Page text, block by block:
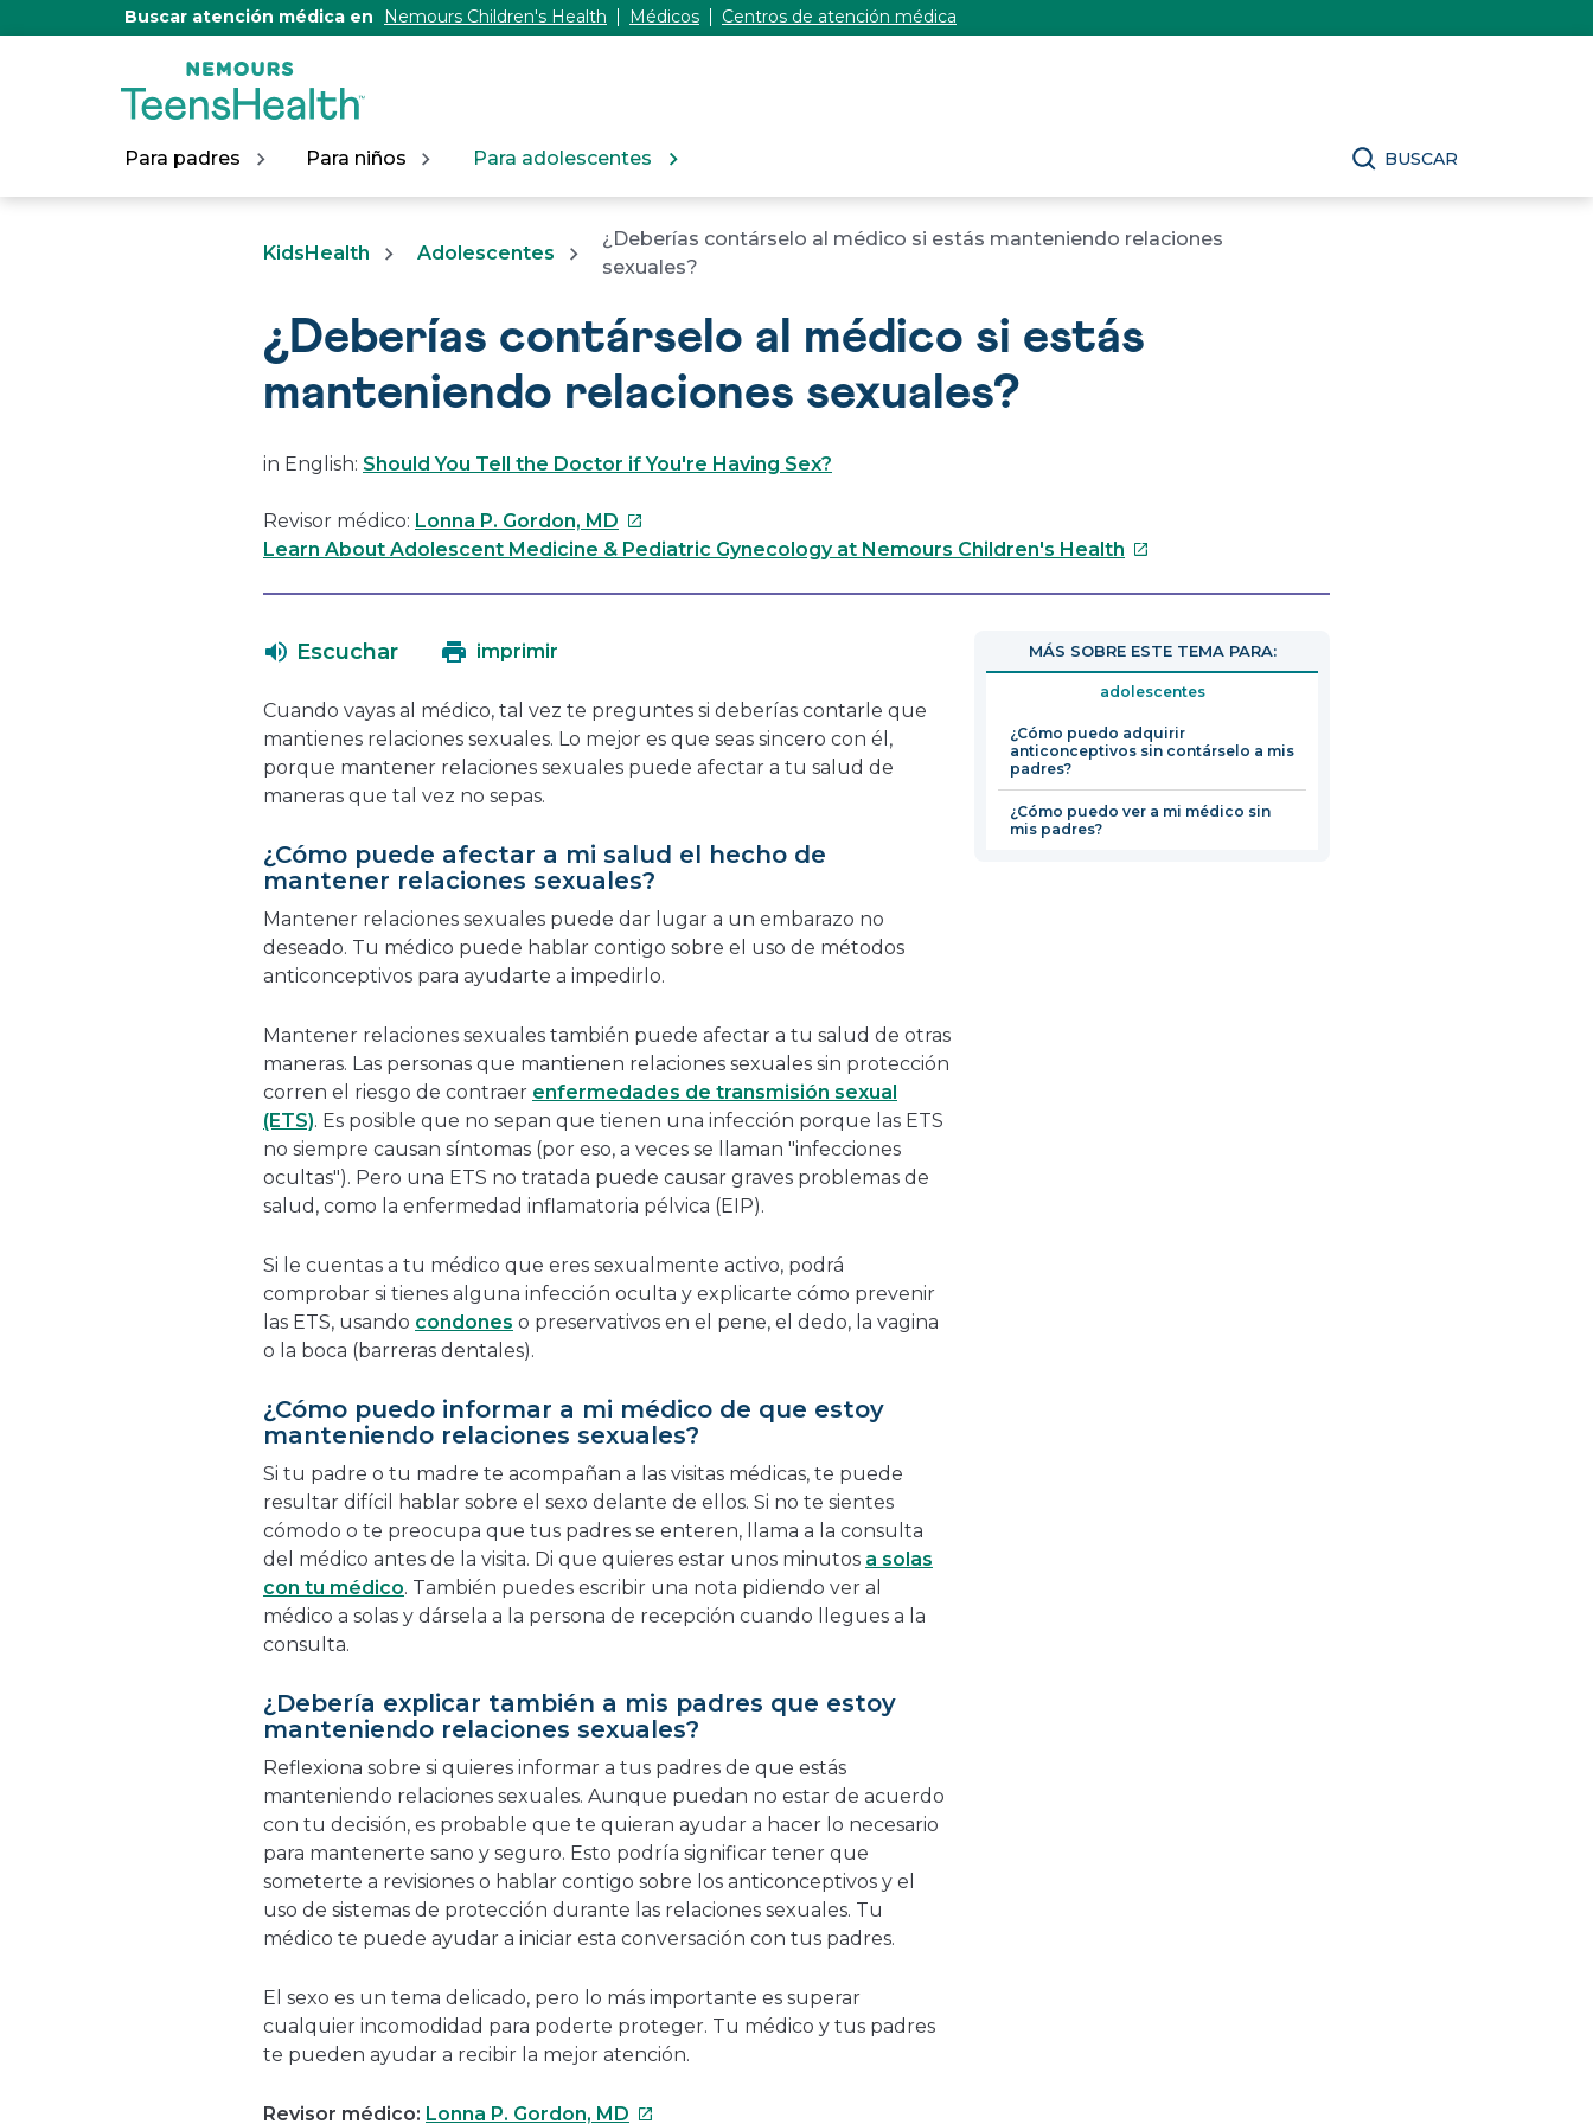
Buscar atención médica en Nemours Children's Health Médicos Centros de atención médica
Para padres Para niños Para adolescentes BUSCAR
KidsHealth Adolescentes
¿Deberías contárselo al médico si estás manteniendo relaciones
sexuales?
¿Deberías contárselo al médico si estás
manteniendo relaciones sexuales?
in English: Should You Tell the Doctor if You're Having Sex?
Revisor médico: Lonna P. Gordon, MD Este
enlace
ventana
Learn About Adolescent Medicine & Pediatric Gynecology at Nemours Children's Health Este
en
una
ventana
Escuchar imprimir
Cuando vayas al médico, tal vez te preguntes si deberías contarle que
mantienes relaciones sexuales. Lo mejor es que seas sincero con él,
porque mantener relaciones sexuales puede afectar a tu salud de
maneras que tal vez no sepas.
¿Cómo puede afectar a mi salud el hecho de
mantener relaciones sexuales?
Mantener relaciones sexuales puede dar lugar a un embarazo no
deseado. Tu médico puede hablar contigo sobre el uso de métodos
anticonceptivos para ayudarte a impedirlo.
Mantener relaciones sexuales también puede afectar a tu salud de otras
maneras. Las personas que mantienen relaciones sexuales sin protección
corren el riesgo de contraer enfermedades de transmisión sexual
(ETS). Es posible que no sepan que tienen una infección porque las ETS
no siempre causan síntomas (por eso, a veces se llaman "infecciones
ocultas"). Pero una ETS no tratada puede causar graves problemas de
salud, como la enfermedad inflamatoria pélvica (EIP).
Si le cuentas a tu médico que eres sexualmente activo, podrá
comprobar si tienes alguna infección oculta y explicarte cómo prevenir
las ETS, usando condones o preservativos en el pene, el dedo, la vagina
o la boca (barreras dentales).
¿Cómo puedo informar a mi médico de que estoy
manteniendo relaciones sexuales?
Si tu padre o tu madre te acompañan a las visitas médicas, te puede
resultar difícil hablar sobre el sexo delante de ellos. Si no te sientes
cómodo o te preocupa que tus padres se enteren, llama a la consulta
del médico antes de la visita. Di que quieres estar unos minutos a solas
con tu médico. También puedes escribir una nota pidiendo ver al
médico a solas y dársela a la persona de recepción cuando llegues a la
consulta.
¿Debería explicar también a mis padres que estoy
manteniendo relaciones sexuales?
Reflexiona sobre si quieres informar a tus padres de que estás
manteniendo relaciones sexuales. Aunque puedan no estar de acuerdo
con tu decisión, es probable que te quieran ayudar a hacer lo necesario
para mantenerte sano y seguro. Esto podría significar tener que
someterte a revisiones o hablar contigo sobre los anticonceptivos y el
uso de sistemas de protección durante las relaciones sexuales. Tu
médico te puede ayudar a iniciar esta conversación con tus padres.
El sexo es un tema delicado, pero lo más importante es superar
cualquier incomodidad para poderte proteger. Tu médico y tus padres
te pueden ayudar a recibir la mejor atención.
Revisor médico: Lonna P. Gordon, MD Este
MÁS SOBRE ESTE TEMA PARA:
adolescentes
¿Cómo puedo adquirir
anticonceptivos sin contárselo a mis
padres?
¿Cómo puedo ver a mi médico sin
mis padres?